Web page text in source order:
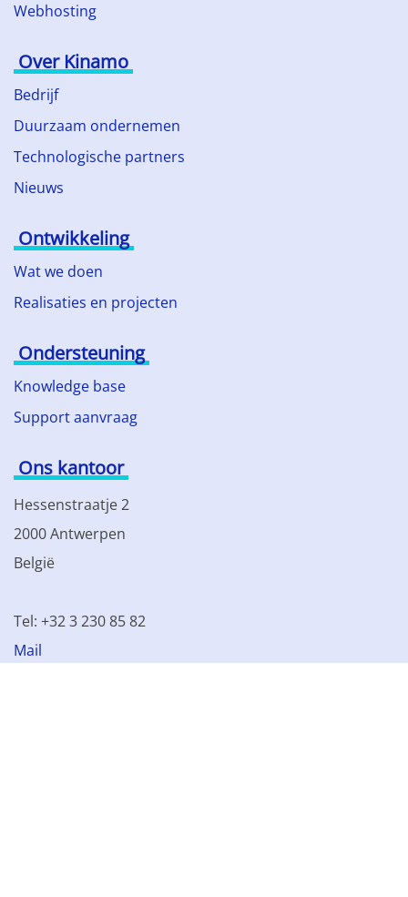
Webhosting
Over Kinamo
Bedrijf
Duurzaam ondernemen
Technologische partners
Nieuws
Ontwikkeling
Wat we doen
Realisaties en projecten
Ondersteuning
Knowledge base
Support aanvraag
Ons kantoor
Hessenstraatje 2
2000 Antwerpen
België
Tel: +32 3 230 85 82
Mail